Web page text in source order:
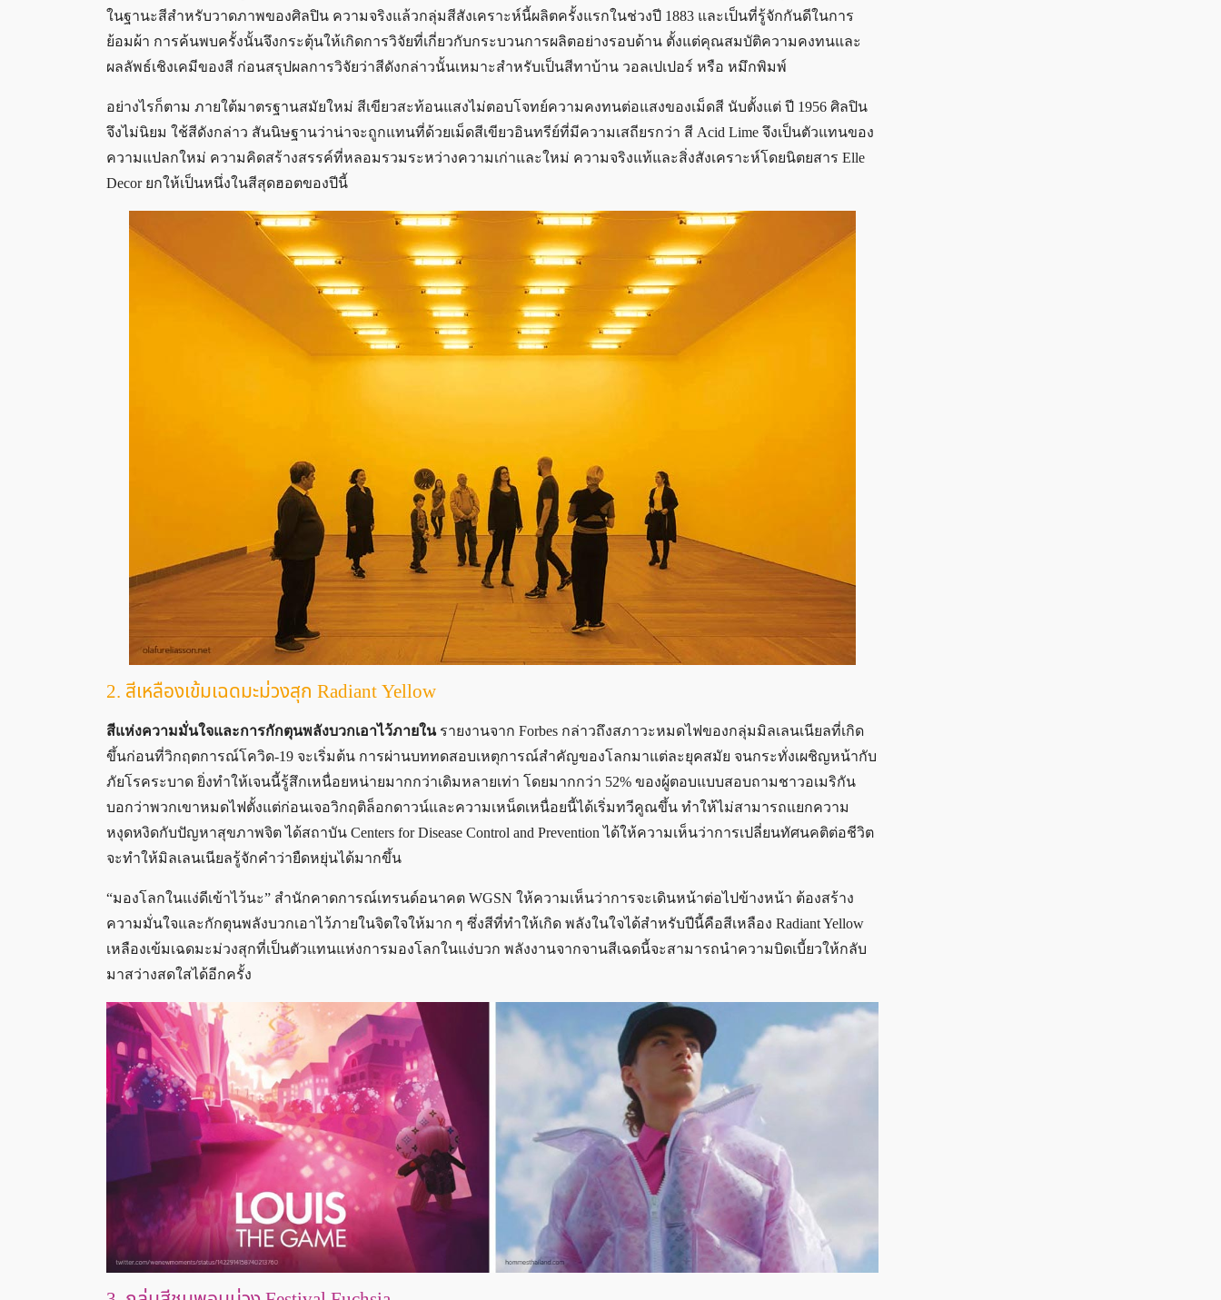
ในฐานะสีสำหรับวาดภาพของศิลปิน ความจริงแล้วกลุ่มสีสังเคราะห์นี้ผลิตครั้งแรกในช่วงปี 1883 และเป็นที่รู้จักกันดีในการ
ย้อมผ้า การค้นพบครั้งนั้นจึงกระตุ้นให้เกิดการวิจัยที่เกี่ยวกับกระบวนการผลิตอย่างรอบด้าน ตั้งแต่คุณสมบัติความคงทนและ
ผลลัพธ์เชิงเคมีของสี ก่อนสรุปผลการวิจัยว่าสีดังกล่าวนั้นเหมาะสำหรับเป็นสีทาบ้าน วอลเปเปอร์ หรือ หมึกพิมพ์
อย่างไรก็ตาม ภายใต้มาตรฐานสมัยใหม่ สีเขียวสะท้อนแสงไม่ตอบโจทย์ความคงทนต่อแสงของเม็ดสี นับตั้งแต่ ปี 1956 ศิลปิน
จึงไม่นิยม ใช้สีดังกล่าว สันนิษฐานว่าน่าจะถูกแทนที่ด้วยเม็ดสีเขียวอินทรีย์ที่มีความเสถียรกว่า สี Acid Lime จึงเป็นตัวแทนของ
ความแปลกใหม่ ความคิดสร้างสรรค์ที่หลอมรวมระหว่างความเก่าและใหม่ ความจริงแท้และสิ่งสังเคราะห์โดยนิตยสาร Elle
Decor ยกให้เป็นหนึ่งในสีสุดฮอตของปีนี้
2. สีเหลืองเข้มเฉดมะม่วงสุก Radiant Yellow
สีแห่งความมั่นใจและการกักตุนพลังบวกเอาไว้ภายในรายงานจาก Forbes กล่าวถึงสภาวะหมดไฟของกลุ่มมิลเลนเนียลที่เกิด
ขึ้นก่อนที่วิกฤตการณ์โควิด-19 จะเริ่มต้น การผ่านบททดสอบเหตุการณ์สำคัญของโลกมาแต่ละยุคสมัย จนกระทั่งเผชิญหน้ากับ
ภัยโรคระบาด ยิ่งทำให้เจนนี้รู้สึกเหนื่อยหน่ายมากกว่าเดิมหลายเท่า โดยมากกว่า 52% ของผู้ตอบแบบสอบถามชาวอเมริกัน
บอกว่าพวกเขาหมดไฟตั้งแต่ก่อนเจอวิกฤติล็อกดาวน์และความเหน็ดเหนื่อยนี้ได้เริ่มทวีคูณขึ้น ทำให้ไม่สามารถแยกความ
หงุดหงิดกับปัญหาสุขภาพจิต ได้สถาบัน Centers for Disease Control and Prevention ได้ให้ความเห็นว่าการเปลี่ยนทัศนคติต่อชีวิต
จะทำให้มิลเลนเนียลรู้จักคำว่ายืดหยุ่นได้มากขึ้น
“มองโลกในแง่ดีเข้าไว้นะ” สำนักคาดการณ์เทรนด์อนาคต WGSN ให้ความเห็นว่าการจะเดินหน้าต่อไปข้างหน้า ต้องสร้าง
ความมั่นใจและกักตุนพลังบวกเอาไว้ภายในจิตใจให้มาก ๆ ซึ่งสีที่ทำให้เกิด พลังในใจได้สำหรับปีนี้คือสีเหลือง Radiant Yellow
เหลืองเข้มเฉดมะม่วงสุกที่เป็นตัวแทนแห่งการมองโลกในแง่บวก พลังงานจากจานสีเฉดนี้จะสามารถนำความบิดเบี้ยวให้กลับ
มาสว่างสดใสได้อีกครั้ง